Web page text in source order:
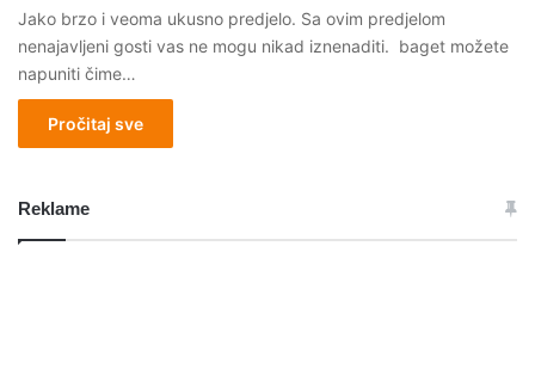
Jako brzo i veoma ukusno predjelo. Sa ovim predjelom
nenajavljeni gosti vas ne mogu nikad iznenaditi. baget možete
napuniti čime…
Pročitaj sve
Reklame